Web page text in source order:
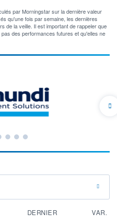
par Morningstar sur la dernière valeur
qu'une fois par semaine, les dernières
de la veille. Il est important de rappeler que
des performances futures et qu'elles ne
DERNIER VAR.